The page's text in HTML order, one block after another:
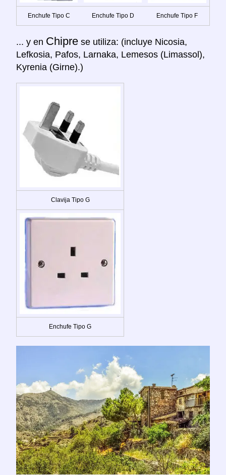
Enchufe Tipo C Enchufe Tipo D Enchufe Tipo F
... y en Chipre se utiliza: (incluye Nicosia,
Lefkosia, Pafos, Larnaka, Lemesos (Limassol),
Kyrenia (Girne).)
Clavija Tipo G
Enchufe Tipo G